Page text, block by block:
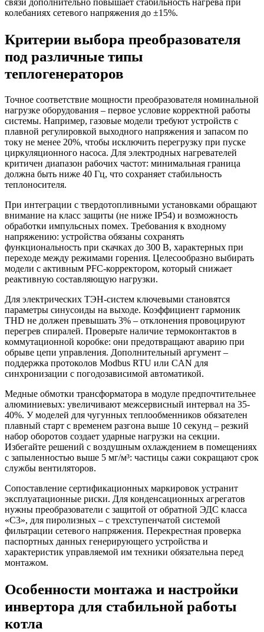
колебаниях сетевого напряжения до ±15%.
Критерии выбора преобразователя
под различные типы
теплогенераторов
Точное соответствие мощности преобразователя номинальной
нагрузке оборудования – первое условие корректной работы
системы. Например, газовые модели требуют устройств с
плавной регулировкой выходного напряжения и запасом по
току не менее 20%, чтобы исключить перегрузку при пуске
циркуляционного насоса. Для электродных нагревателей
критичен диапазон рабочих частот: минимальная граница
должна быть ниже 40 Гц, что сохраняет стабильность
теплоносителя.
При интеграции с твердотопливными установками обращают
внимание на класс защиты (не ниже IP54) и возможность
обработки импульсных помех. Требования к входному
напряжению: устройства обязаны сохранять
функциональность при скачках до 300 В, характерных при
переходе между режимами горения. Целесообразно выбирать
модели с активным PFC-корректором, который снижает
реактивную составляющую нагрузки.
Для электрических ТЭН-систем ключевыми становятся
параметры синусоиды на выходе. Коэффициент гармоник
THD не должен превышать 3% – отклонения провоцируют
перегрев спиралей. Проверьте наличие термоконтактов в
коммутационной коробке: они предотвращают аварию при
обрыве цепи управления. Дополнительный аргумент –
поддержка протоколов Modbus RTU или CAN для
синхронизации с погодозависимой автоматикой.
Медные обмотки трансформатора в модуле предпочтительнее
алюминиевых: увеличивают межсервисный интервал на 35-
40%. У моделей для чугунных теплообменников обязателен
плавный старт с временем разгона выше 10 секунд – резкий
набор оборотов создает ударные нагрузки на секции.
Избегайте решений с воздушным охлаждением в помещениях
с запыленностью выше 5 мг/м³: частицы сажи сокращают срок
службы вентиляторов.
Сопоставление сертификационных маркировок устранит
эксплуатационные риски. Для конденсационных агрегатов
нужны преобразователи с защитой от обратной ЭДС класса
«C3», для пиролизных – с трехступенчатой системой
фильтрации сетевого напряжения. Перекрестная проверка
паспортных данных генерирующего устройства и
характеристик управляемой им техники обязательна перед
монтажом.
Особенности монтажа и настройки
инвертора для стабильной работы
котла